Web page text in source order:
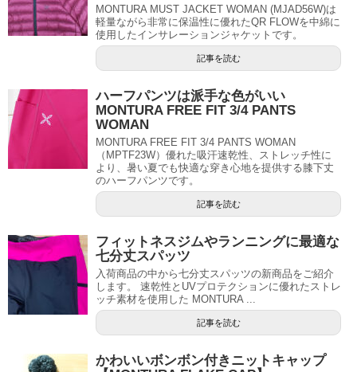
MONTURA MUST JACKET WOMAN (MJAD56W)は
軽量ながら非常に保温性に優れたQR FLOWを中綿に
使用したインサレーションジャケットです。
記事を読む
ハーフパンツは派手な色がいい
MONTURA FREE FIT 3/4 PANTS
WOMAN
MONTURA FREE FIT 3/4 PANTS WOMAN
（MPTF23W）優れた吸汗速乾性、ストレッチ性に
より、暑い夏でも快適な穿き心地を提供する膝下丈
のハーフパンツです。
記事を読む
フィットネスジムやランニングに最適な
七分丈スパッツ
入荷商品の中から七分丈スパッツの新商品をご紹介
します。 速乾性とUVプロテクションに優れたストレ
ッチ素材を使用した MONTURA ...
記事を読む
かわいいボンボン付きニットキャップ